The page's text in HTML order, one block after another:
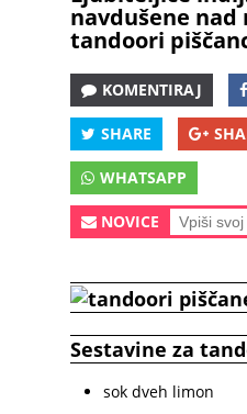
navdušene nad
tandoori
KOMENTIRAJ
SHARE
WHATSAPP
NOVICE
Sestavine za
sok dveh limon